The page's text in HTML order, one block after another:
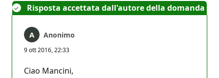
Risposta accettata dall'autore della domanda
Anonimo
9 ott 2016, 22:33
Ciao Mancini,